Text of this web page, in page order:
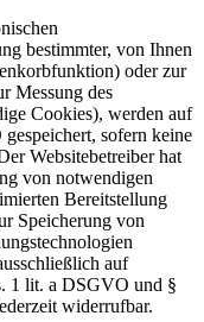
bestimmter, von Ihnen
oder zur
Messung des
Cookies), werden auf
sofern keine
Websitebetreiber hat
von notwendigen
Bereitstellung
Speicherung von
auf
1 lit. a DSGVO und §
widerrufbar.